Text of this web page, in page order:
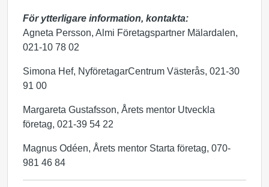
För ytterligare information, kontakta:
Agneta Persson, Almi Företagspartner Mälardalen,
021-10 78 02
Simona Hef, NyföretagarCentrum Västerås, 021-30
91 00
Margareta Gustafsson, Årets mentor Utveckla
företag, 021-39 54 22
Magnus Odéen, Årets mentor Starta företag, 070-
981 46 84